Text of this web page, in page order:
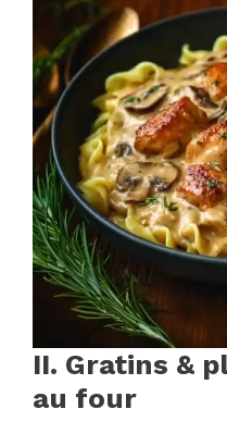
II. Gratins &
au four